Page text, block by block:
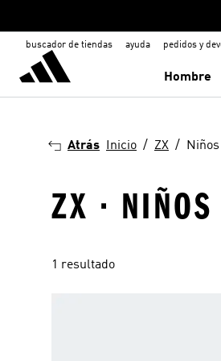
buscador de tiendas ayuda pedidos y
Hombre
Atrás Inicio ZX Niños
ZX · NIÑOS
1 resultado